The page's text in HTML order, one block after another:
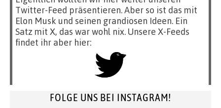
Twitter-Feed präsentieren. Aber so ist das mit
Elon Musk und seinen grandiosen Ideen. Ein
Satz mit X, das war wohl nix. Unsere X-Feeds
findet ihr aber hier:
FOLGE UNS BEI INSTAGRAM!